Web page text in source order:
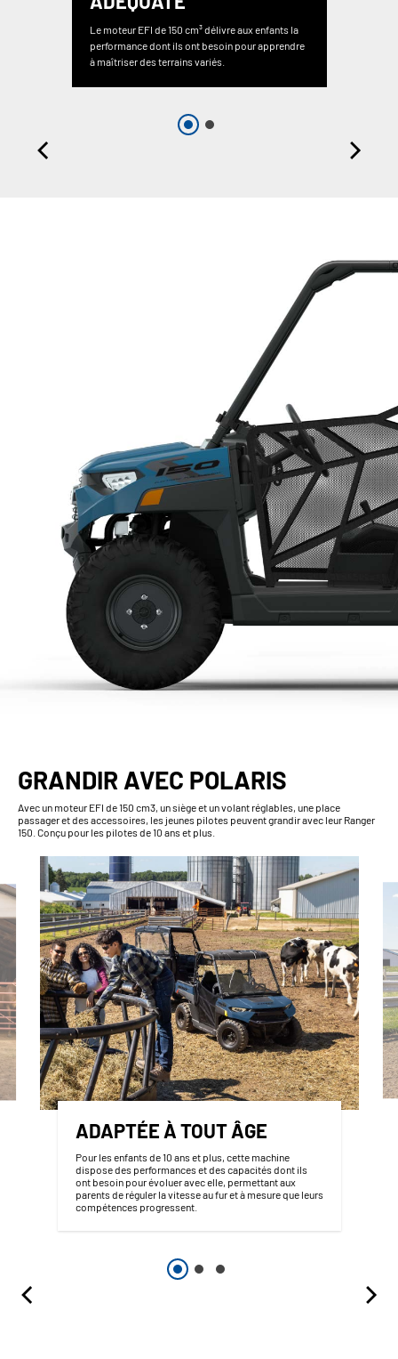
Le moteur EFI de 150 cm³ délivre aux enfants la
performance dont ils ont besoin pour apprendre
à maîtriser des terrains variés.
GRANDIR AVEC POLARIS
Avec un moteur EFI de 150 cm3, un siège et un volant réglables, une place
passager et des accessoires, les jeunes pilotes peuvent grandir avec leur Ranger
150. Conçu pour les pilotes de 10 ans et plus.
ADAPTÉE À TOUT ÂGE
Pour les enfants de 10 ans et plus, cette machine
dispose des performances et des capacités dont ils
ont besoin pour évoluer avec elle, permettant aux
parents de réguler la vitesse au fur et à mesure que leurs
compétences progressent.